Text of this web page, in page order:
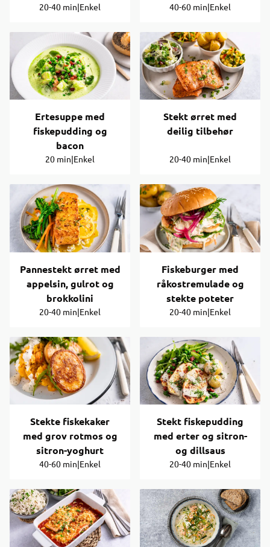
20-40 min|Enkel 40-60 min|Enkel
Ertesuppe med
fiskepudding og
bacon
20 min|Enkel
Stekt ørret med
deilig tilbehør
20-40 min|Enkel
Pannestekt ørret med
appelsin, gulrot og
brokkolini
20-40 min|Enkel
Fiskeburger med
råkostremulade og
stekte poteter
20-40 min|Enkel
Stekte fiskekaker
med grov rotmos og
sitron-yoghurt
40-60 min|Enkel
Stekt fiskepudding
med erter og sitron-
og dillsaus
20-40 min|Enkel